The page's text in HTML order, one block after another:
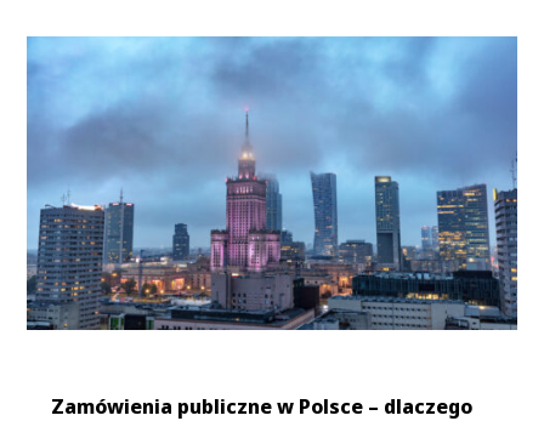
Zamówienia publiczne w Polsce – dlaczego